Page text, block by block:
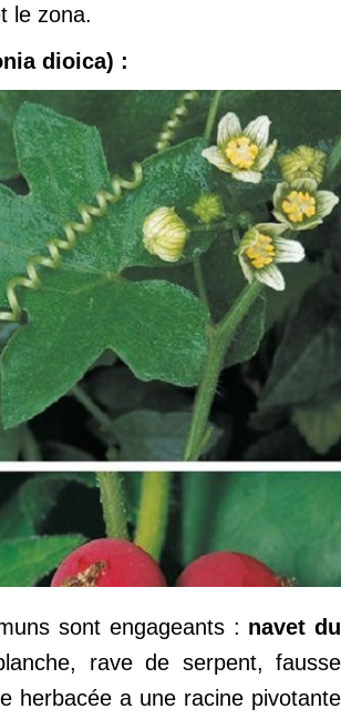
le zona.
dioica) :
sont engageants : navet du
rave de serpent, fausse
herbacée a une racine pivotante